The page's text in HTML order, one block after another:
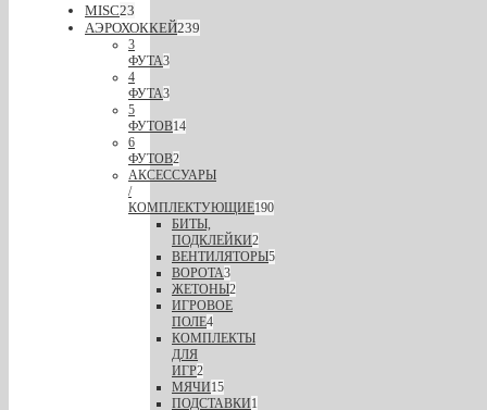
MISC23
АЭРОХОККЕЙ239
3
ФУТА3
4
ФУТА3
5
ФУТОВ14
6
ФУТОВ2
АКСЕССУАРЫ
/
КОМПЛЕКТУЮЩИЕ190
БИТЫ,
ПОДКЛЕЙКИ2
ВЕНТИЛЯТОРЫ5
ВОРОТА3
ЖЕТОНЫ2
ИГРОВОЕ
ПОЛЕ4
КОМПЛЕКТЫ
ДЛЯ
ИГР2
МЯЧИ15
ПОДСТАВКИ1